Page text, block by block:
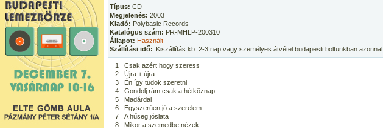
Típus: CD
Megjelenés: 2003
Kiadó: Polybasic Records
Katalógus szám: PR-MHLP-200310
Állapot: Használt
Szállítási idő: Kiszállítás kb. 2-3 nap vagy személyes átvétel budapesti boltunkban azonnal
1
Csak azért hogy szeress
2
Újra + újra
3
Én így tudok szeretni
4
Gondolj rám csak a hétköznap
5
Madárdal
6
Egyszerűen jó a szerelem
7
A hűseg jóslata
8
Mikor a szemedbe nézek